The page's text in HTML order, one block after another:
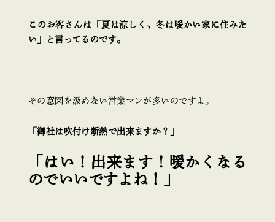
このお客さんは「夏は涼しく、冬は暖かい家に住みた
い」と言ってるのです。
その意図を汲めない営業マンが多いのですよ。
「御社は吹付け断熱で出来ますか？」
「はい！出来ます！暖かくなる
のでいいですよね！」